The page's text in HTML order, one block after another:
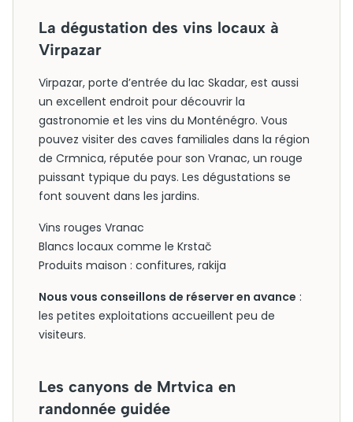
La dégustation des vins locaux à
Virpazar
Virpazar, porte d’entrée du lac Skadar, est aussi
un excellent endroit pour découvrir la
gastronomie et les vins du Monténégro. Vous
pouvez visiter des caves familiales dans la région
de Crmnica, réputée pour son Vranac, un rouge
puissant typique du pays. Les dégustations se
font souvent dans les jardins.
Vins rouges Vranac
Blancs locaux comme le Krstač
Produits maison : confitures, rakija
Nous vous conseillons de réserver en avance :
les petites exploitations accueillent peu de
visiteurs.
Les canyons de Mrtvica en
randonnée guidée